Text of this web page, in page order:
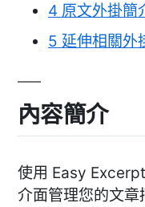
4 原文外掛簡
5 延伸相關外
內容簡介
使用 Easy
介面管理您的文